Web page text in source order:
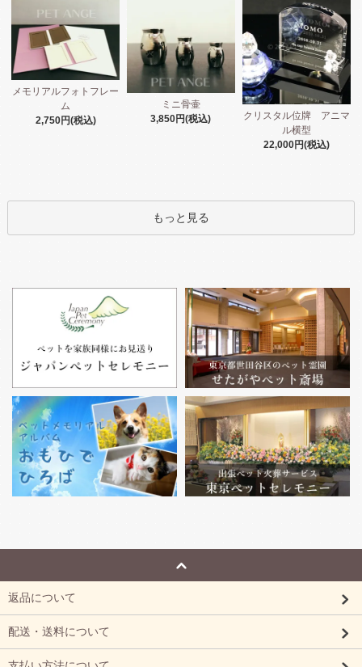
メモリアルフォトフレー
ム
2,750円(税込)
ミニ骨壷
3,850円(税込)
クリスタル位牌 アニマ
ル横型
22,000円(税込)
もっと見る
返品について
配送・送料について